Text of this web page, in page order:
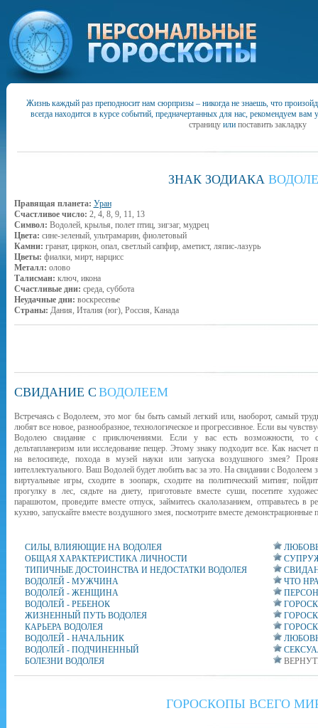
Жизнь каждый раз преподносит нам сюрпризы – никогда не знаешь, что
всегда находится в курсе событий, предначертанных для нас, рекомендуем вам
страницу или поставить закладку
ЗНАК ЗОДИАКА
Правящая планета: Уран
Счастливое число: 2, 4, 8, 9, 11, 13
Символ: Водолей, крылья, полет птиц, зигзаг, мудрец
Цвета: сине-зеленый, ультрамарин, фиолетовый
Камни: гранат, циркон, опал, светлый сапфир, аметист, ляпис-лазурь
Цветы: фиалки, мирт, нарцисс
Металл: олово
Талисман: ключ, икона
Счастливые дни: среда, суббота
Неудачные дни: воскресенье
Страны: Дания, Италия (юг), Россия, Канада
СВИДАНИЕ С ВОДОЛЕЕМ
Встречаясь с Водолеем, это мог бы быть самый легкий или, наоборот, самый
любят все новое, разнообразное, технологическое и прогрессивное. Если вы
Водолею свидание с приключениями. Если у вас есть возможности, то
дельтапланеризм или исследование пещер. Этому знаку подходит все. Как насчет
на велосипеде, похода в музей науки или запуска воздушного змея?
интеллектуального. Ваш Водолей будет любить вас за это. На свидании с Водолеем
виртуальные игры, сходите в зоопарк, сходите на политический митинг,
прогулку в лес, сядьте на диету, приготовьте вместе суши, посетите
парашютом, проведите вместе отпуск, займитесь скалолазанием, отправьтесь в
кухню, запускайте вместе воздушного змея, посмотрите вместе демонстрационные
СИЛЫ, ВЛИЯЮЩИЕ НА ВОДОЛЕЯ
ОБЩАЯ ХАРАКТЕРИСТИКА ЛИЧНОСТИ
ТИПИЧНЫЕ ДОСТОИНСТВА И НЕДОСТАТКИ ВОДОЛЕЯ
ВОДОЛЕЙ - МУЖЧИНА
ВОДОЛЕЙ - ЖЕНЩИНА
ВОДОЛЕЙ - РЕБЕНОК
ЖИЗНЕННЫЙ ПУТЬ ВОДОЛЕЯ
КАРЬЕРА ВОДОЛЕЯ
ВОДОЛЕЙ - НАЧАЛЬНИК
ВОДОЛЕЙ - ПОДЧИНЕННЫЙ
БОЛЕЗНИ ВОДОЛЕЯ
ЧТО
ГОРОСКОПЫ ВСЕГО